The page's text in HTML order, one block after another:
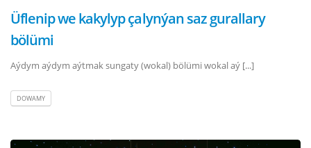
Üflenip we kakylyp çalynýan saz gurallary
bölümi
Aýdym aýdym aýtmak sungaty (wokal) bölümi wokal aý [...]
DOWAMY